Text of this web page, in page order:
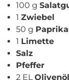
100 g
1 Zwiebel
50 g
1 Limette
Salz
Pfeffer
2 EL